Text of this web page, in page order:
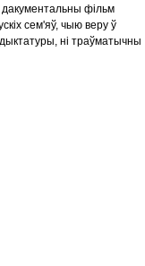
фільм
сем'яў, чыю веру ў
ні траўматычны